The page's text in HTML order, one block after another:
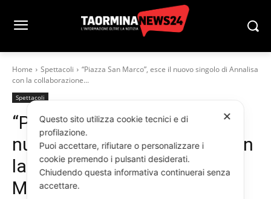
Home Spettacoli
“Piazza San Marco”, esce il nuovo singolo di Annalisa
con la collaborazione...
Spettacoli
“Piazza San Marco”, esce il
nuovo singolo di Annalisa con
la collaborazione di Marco
Mengoni
✕
Questo sito utilizza cookie tecnici e di
profilazione.
Puoi accettare, rifiutare o personalizzare i
cookie premendo i pulsanti desiderati.
Chiudendo questa informativa continuerai senza
accettare.